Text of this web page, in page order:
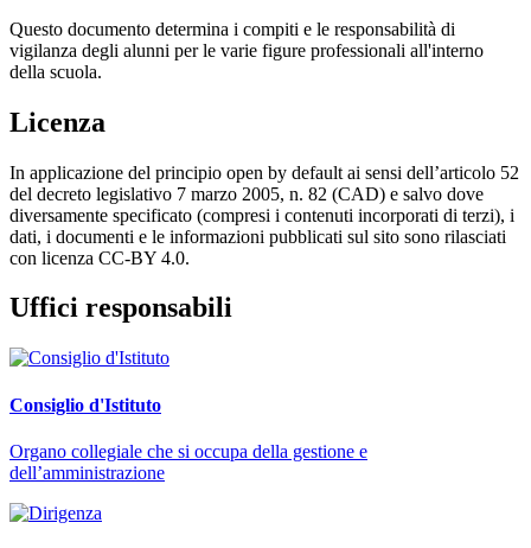
Questo documento determina i compiti e le responsabilità di
vigilanza degli alunni per le varie figure professionali all'interno
della scuola.
Licenza
In applicazione del principio open by default ai sensi dell’articolo 52
del decreto legislativo 7 marzo 2005, n. 82 (CAD) e salvo dove
diversamente specificato (compresi i contenuti incorporati di terzi), i
dati, i documenti e le informazioni pubblicati sul sito sono rilasciati
con licenza CC-BY 4.0.
Uffici responsabili
Consiglio d'Istituto
Organo collegiale che si occupa della gestione e
dell’amministrazione